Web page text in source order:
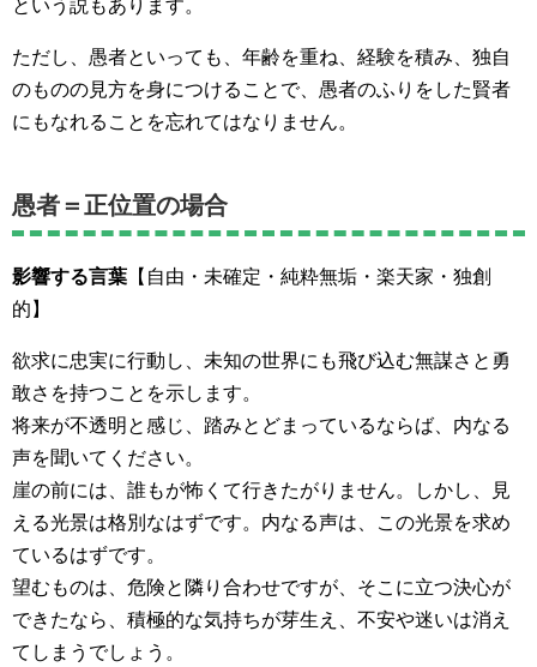
という説もあります。
ただし、愚者といっても、年齢を重ね、経験を積み、独自
のものの見方を身につけることで、愚者のふりをした賢者
にもなれることを忘れてはなりません。
愚者＝正位置の場合
影響する言葉 【自由・未確定・純粋無垢・楽天家・独創
的】
欲求に忠実に行動し、未知の世界にも飛び込む無謀さと勇
敢さを持つことを示します。
将来が不透明と感じ、踏みとどまっているならば、内なる
声を聞いてください。
崖の前には、誰もが怖くて行きたがりません。しかし、見
える光景は格別なはずです。内なる声は、この光景を求め
ているはずです。
望むものは、危険と隣り合わせですが、そこに立つ決心が
できたなら、積極的な気持ちが芽生え、不安や迷いは消え
てしまうでしょう。